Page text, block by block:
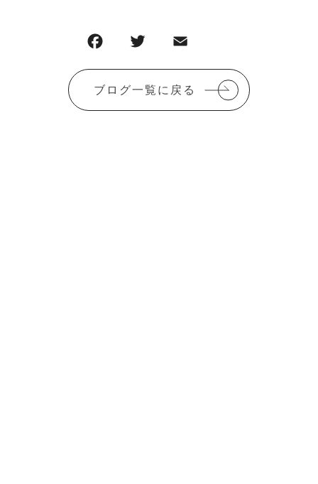
a
c
e
w
it
te
m
ai
l
有
ブログ一覧に戻る